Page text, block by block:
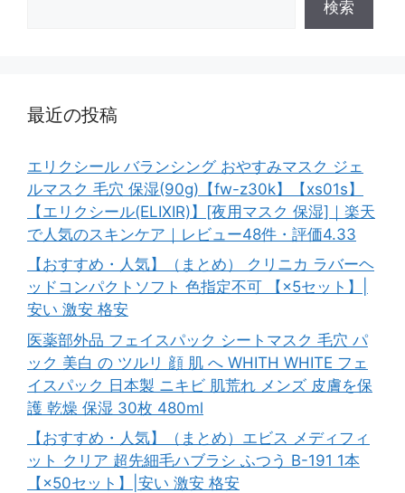
検索
最近の投稿
エリクシール バランシング おやすみマスク ジェ
ルマスク 毛穴 保湿(90g)【fw-z30k】【xs01s】
【エリクシール(ELIXIR)】[夜用マスク 保湿]｜楽天
で人気のスキンケア｜レビュー48件・評価4.33
【おすすめ・人気】（まとめ） クリニカ ラバーヘ
ッドコンパクトソフト 色指定不可 【×5セット】|
安い 激安 格安
医薬部外品 フェイスパック シートマスク 毛穴 パ
ック 美白 の ツルリ 顔 肌 へ WHITH WHITE フェ
イスパック 日本製 ニキビ 肌荒れ メンズ 皮膚を保
護 乾燥 保湿 30枚 480ml
【おすすめ・人気】（まとめ）エビス メディフィ
ット クリア 超先細毛ハブラシ ふつう B-191 1本
【×50セット】|安い 激安 格安